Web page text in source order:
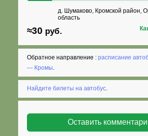
д. Шумаково, Кромской район,
область
≈30 руб.
Обратное направление :расписание
— Кромы.
Найдите билеты на автобус.